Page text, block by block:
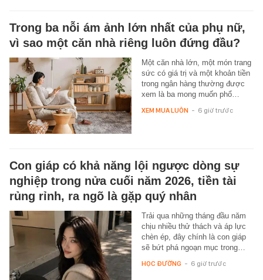
Trong ba nỗi ám ảnh lớn nhất của phụ nữ,
vì sao một căn nhà riêng luôn đứng đầu?
Một căn nhà lớn, một món trang
sức có giá trị và một khoản tiền
trong ngân hàng thường được
xem là ba mong muốn phổ…
XEM MUA LUÔN - 6 giờ trước
Con giáp có khả năng lội ngược dòng sự
nghiệp trong nửa cuối năm 2026, tiền tài
rủng rỉnh, ra ngõ là gặp quý nhân
Trải qua những tháng đầu năm
chịu nhiều thử thách và áp lực
chèn ép, đây chính là con giáp
sẽ bứt phá ngoạn mục trong…
HỌC ĐƯỜNG - 6 giờ trước